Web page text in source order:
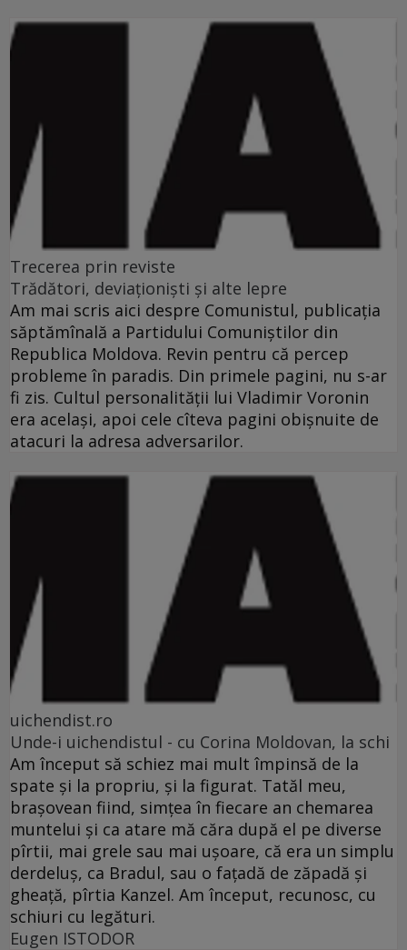
Trecerea prin reviste
Trădători, deviaţionişti şi alte lepre
Am mai scris aici despre Comunistul, publicaţia
săptămînală a Partidului Comuniştilor din
Republica Moldova. Revin pentru că percep
probleme în paradis. Din primele pagini, nu s-ar
fi zis. Cultul personalităţii lui Vladimir Voronin
era acelaşi, apoi cele cîteva pagini obişnuite de
atacuri la adresa adversarilor.
uichendist.ro
Unde-i uichendistul - cu Corina Moldovan, la schi
Am început să schiez mai mult împinsă de la
spate şi la propriu, şi la figurat. Tatăl meu,
braşovean fiind, simţea în fiecare an chemarea
muntelui şi ca atare mă căra după el pe diverse
pîrtii, mai grele sau mai uşoare, că era un simplu
derdeluş, ca Bradul, sau o faţadă de zăpadă şi
gheaţă, pîrtia Kanzel. Am început, recunosc, cu
schiuri cu legături.
Eugen ISTODOR